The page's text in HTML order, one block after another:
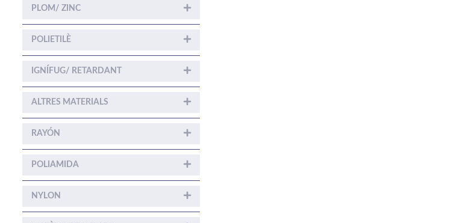
PLOM/ ZINC
POLIETILÈ
IGNÍFUG/ RETARDANT
ALTRES MATERIALS
RAYÓN
POLIAMIDA
NYLON